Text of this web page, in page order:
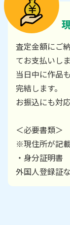
査定金額にご
てお支払いしま
当日中に作品
完結します。
お振込にも対
＜必要書類＞
※現住所が記
・身分証明書
外国人登録証な